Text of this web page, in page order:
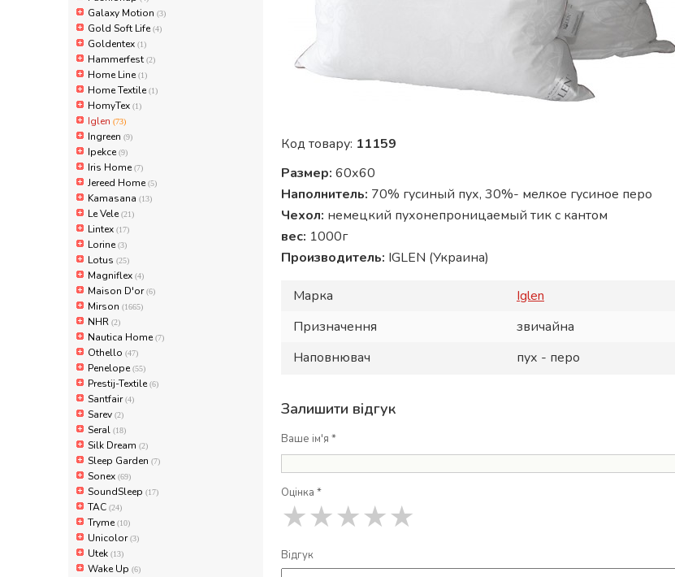
Galaxy Motion (3)
Gold Soft Life(4)
Goldentex (1)
Hammerfest (2)
Home Line(1)
Home Textile(1)
HomyTex (1)
Iglen (73)
Ingreen (9)
Ipekce(9)
Iris Home(7)
Jereed Home(5)
Kamasana (13)
Le Vele(21)
Lintex (17)
Lorine(3)
Lotus (25)
Magniflex (4)
Maison D'or(6)
Mirson (1665)
NHR (2)
Nautica Home(7)
Othello (47)
Penelope(55)
Prestij-Textile(6)
Santfair(4)
Sarev (2)
Seral (18)
Silk Dream (2)
Sleep Garden (7)
Sonex (69)
SoundSleep (17)
TAC (24)
Tryme(10)
Unicolor(3)
Utek (13)
Wake Up (6)
Код товару: 11159
Размер: 60х60
Наполнитель: 70% гусиный пух, 30%- мелкое гусиное перо
Чехол: немецкий пухонепроницаемый тик с кантом
вес: 1000г
Производитель: IGLEN (Украина)
Марка
Iglen
Призначення
звичайна
Наповнювач
пух - перо
Залишити відгук
Ваше ім'я *
Оцінка *
★
★
★
★
★
Відгук